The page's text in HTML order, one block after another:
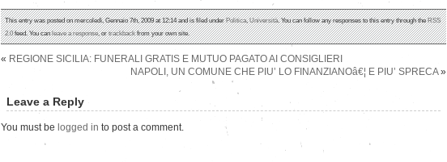
This entry was posted on mercoledì, Gennaio 7th, 2009 at 12:14 and is filed underPolitica,Università. You can follow any responses to this entry through theRSS
2.0feed. You canleave a response, ortrackbackfrom your own site.
« REGIONE SICILIA: FUNERALI GRATIS E MUTUO PAGATO AI CONSIGLIERI
NAPOLI, UN COMUNE CHE PIU’ LO FINANZIANOâ€¦ E PIU’ SPRECA»
Leave a Reply
You must be logged in to post a comment.